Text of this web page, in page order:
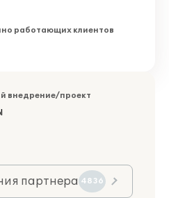
работающих клиентов
внедрение/проект
партнера 4836